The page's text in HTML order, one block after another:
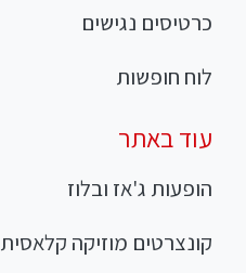
כרטיסים נגישים
לוח חופשות
עוד באתר
הופעות ג'אז ובלוז
קונצרטים מוזיקה קלאסית